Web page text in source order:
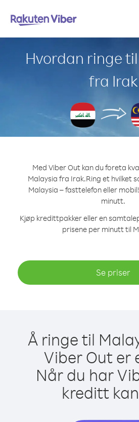
Hvordan ringe
fra Irak
Med Viber Out kan du foreta
Malaysia fra Irak.Ring et hvilket
Malaysia – fasttelefon eller
minutt.
Kjøp kredittpakker eller en
prisene per minutt til
Se priser
Å ringe til
Viber Out er
Når du har
kreditt